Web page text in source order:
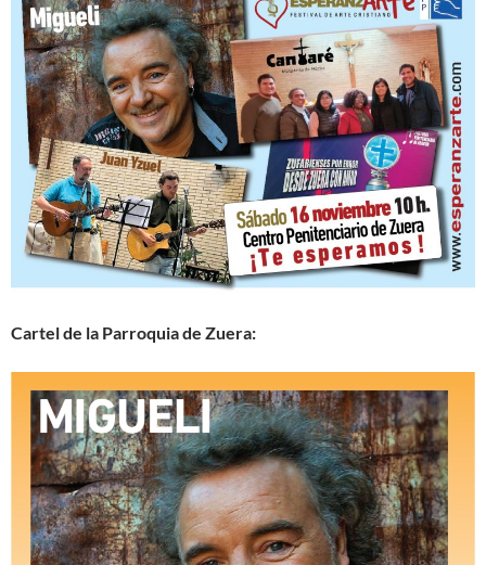
Cartel de la Parroquia de Zuera: